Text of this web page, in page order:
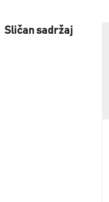
Sličan sadržaj